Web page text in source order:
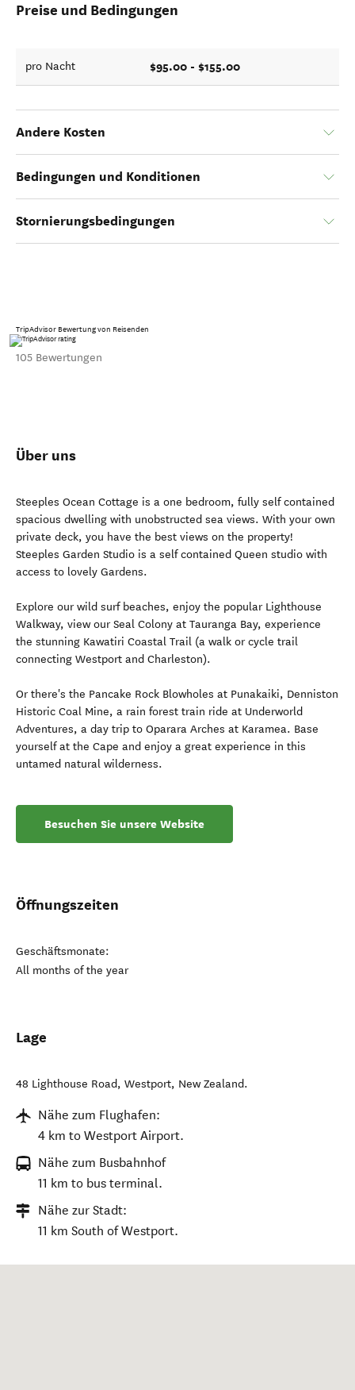
Preise und Bedingungen
pro Nacht $95.00 - $155.00
Andere Kosten
Bedingungen und Konditionen
Stornierungsbedingungen
TripAdvisor Bewertung von Reisenden
105 Bewertungen
Über uns
Steeples Ocean Cottage is a one bedroom, fully self contained
spacious dwelling with unobstructed sea views. With your own
private deck, you have the best views on the property!
Steeples Garden Studio is a self contained Queen studio with
access to lovely Gardens.
Explore our wild surf beaches, enjoy the popular Lighthouse
Walkway, view our Seal Colony at Tauranga Bay, experience
the stunning Kawatiri Coastal Trail (a walk or cycle trail
connecting Westport and Charleston).
Or there's the Pancake Rock Blowholes at Punakaiki, Denniston
Historic Coal Mine, a rain forest train ride at Underworld
Adventures, a day trip to Oparara Arches at Karamea. Base
yourself at the Cape and enjoy a great experience in this
untamed natural wilderness.
Besuchen Sie unsere Website
Öffnungszeiten
Geschäftsmonate:
All months of the year
Lage
48 Lighthouse Road, Westport, New Zealand.
Nähe zum Flughafen:
4 km to Westport Airport.
Nähe zum Busbahnhof
11 km to bus terminal.
Nähe zur Stadt:
11 km South of Westport.